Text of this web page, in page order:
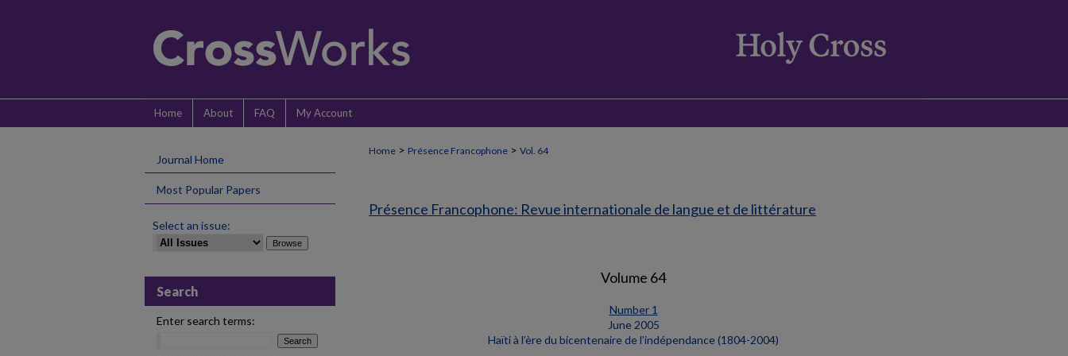
Home About FAQ My Account
Home > Présence Francophone > Vol. 64
Présence Francophone: Revue internationale de langue et de littérature
Volume 64
Number 1
June 2005
Haïti à l’ère du bicentenaire de l’indépendance (1804-2004)
Journal Home
Most Popular Papers
Select an issue:
Search
Enter search terms: